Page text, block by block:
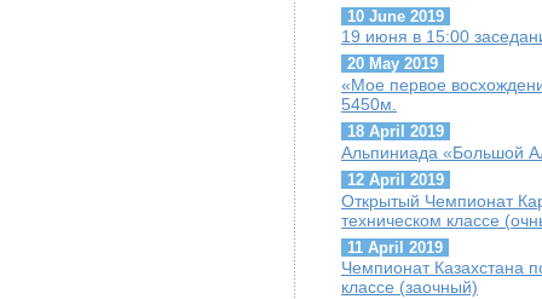
10 June 2019
19 июня в 15:00
20 May 2019
«Мое первое
5450м.
18 April 2019
Альпиниада «Большой
12 April 2019
Открытый Чемпионат
техническом классе
11 April 2019
Чемпионат Казахстана
классе (заочный)